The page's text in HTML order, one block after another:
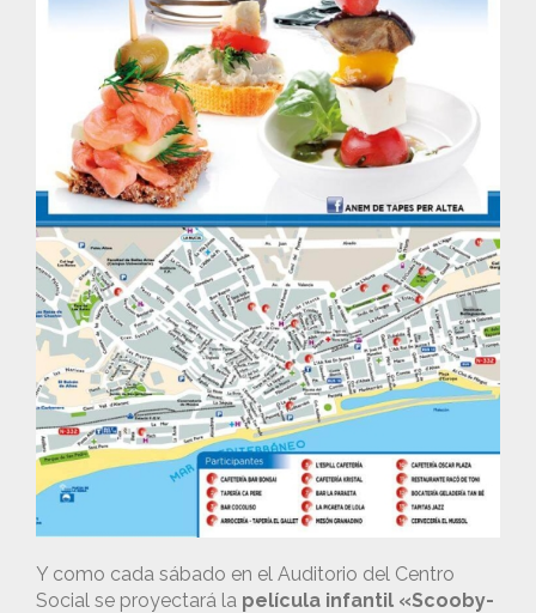
Y como cada sábado en el Auditorio del Centro
Social se proyectará la película infantil «Scooby-